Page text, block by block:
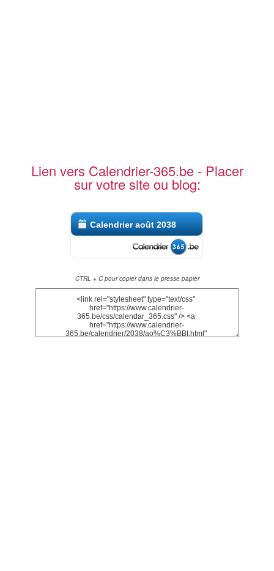
Lien vers Calendrier-365.be - Placer
sur votre site ou blog:
Calendrier août 2038
CTRL + C pour copier dans le presse papier